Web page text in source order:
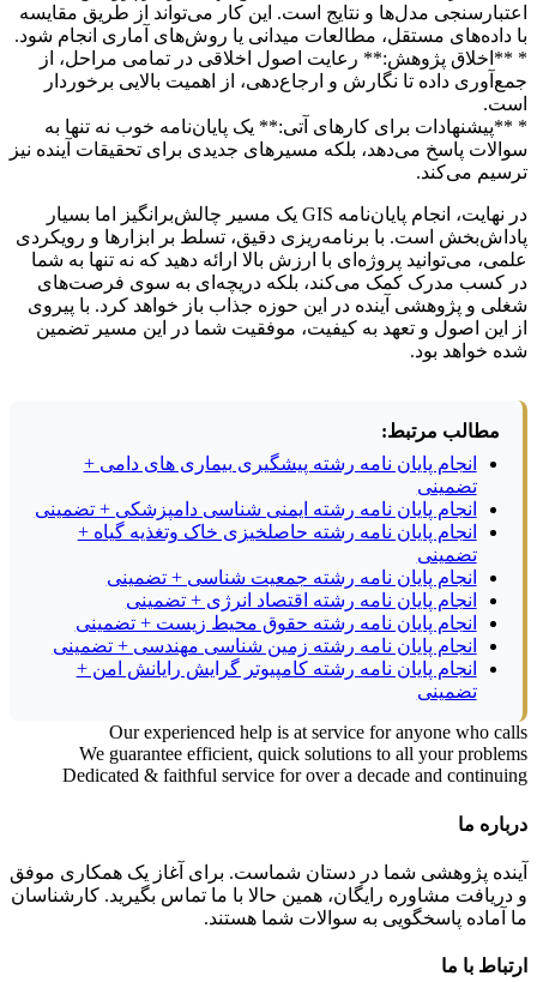
مدل‌ها و نتایج است. این کار می‌تواند از طریق مقایسه
داده‌های مستقل، مطالعات میدانی یا روش‌های آماری انجام شود.
پژوهش:** رعایت اصول اخلاقی در تمامی مراحل، از
داده تا نگارش و ارجاع‌دهی، از اهمیت بالایی برخوردار
برای کارهای آتی:** یک پایان‌نامه خوب نه تنها به
پاسخ می‌دهد، بلکه مسیرهای جدیدی برای تحقیقات آینده نیز
می‌کند.
در نهایت، انجام پایان‌نامه GIS یک مسیر چالش‌برانگیز اما بسیار
است. با برنامه‌ریزی دقیق، تسلط بر ابزارها و رویکردی
می‌توانید پروژه‌ای با ارزش بالا ارائه دهید که نه تنها به شما
کسب مدرک کمک می‌کند، بلکه دریچه‌ای به سوی فرصت‌های
و پژوهشی آینده در این حوزه جذاب باز خواهد کرد. با پیروی
این اصول و تعهد به کیفیت، موفقیت شما در این مسیر تضمین
خواهد بود.
مطالب مرتبط:
انجام پایان نامه رشته پیشگیری بیماری های دامی +
تضمینی
انجام پایان نامه رشته ایمنی شناسی دامپزشکی + تضمینی
انجام پایان نامه رشته حاصلخیزی خاک وتغذیه گیاه +
تضمینی
انجام پایان نامه رشته جمعیت شناسی + تضمینی
انجام پایان نامه رشته اقتصاد انرژی + تضمینی
انجام پایان نامه رشته حقوق محیط زیست + تضمینی
انجام پایان نامه رشته زمین شناسی مهندسی + تضمینی
انجام پایان نامه رشته کامپیوتر گرایش رایانش امن +
تضمینی
Our experienced help is at service for anyone who
We guarantee efficient, quick solutions to all your
Dedicated & faithful service for over a decade and
ما
پژوهشی شما در دستان شماست. برای آغاز یک همکاری موفق
دریافت مشاوره رایگان، همین حالا با ما تماس بگیرید. کارشناسان
آماده پاسخگویی به سوالات شما هستند.
با ما